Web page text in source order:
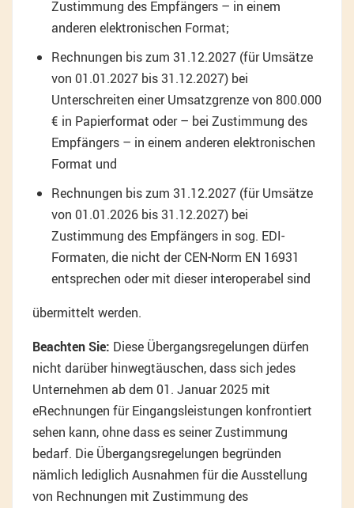
Zustimmung des Empfängers – in einem
anderen elektronischen Format;
Rechnungen bis zum 31.12.2027 (für Umsätze
von 01.01.2027 bis 31.12.2027) bei
Unterschreiten einer Umsatzgrenze von 800.000
€ in Papierformat oder – bei Zustimmung des
Empfängers – in einem anderen elektronischen
Format und
Rechnungen bis zum 31.12.2027 (für Umsätze
von 01.01.2026 bis 31.12.2027) bei
Zustimmung des Empfängers in sog. EDI-
Formaten, die nicht der CEN-Norm EN 16931
entsprechen oder mit dieser interoperabel sind
übermittelt werden.
Beachten Sie: Diese Übergangsregelungen dürfen
nicht darüber hinwegtäuschen, dass sich jedes
Unternehmen ab dem 01. Januar 2025 mit
eRechnungen für Eingangsleistungen konfrontiert
sehen kann, ohne dass es seiner Zustimmung
bedarf. Die Übergangsregelungen begründen
nämlich lediglich Ausnahmen für die Ausstellung
von Rechnungen mit Zustimmung des